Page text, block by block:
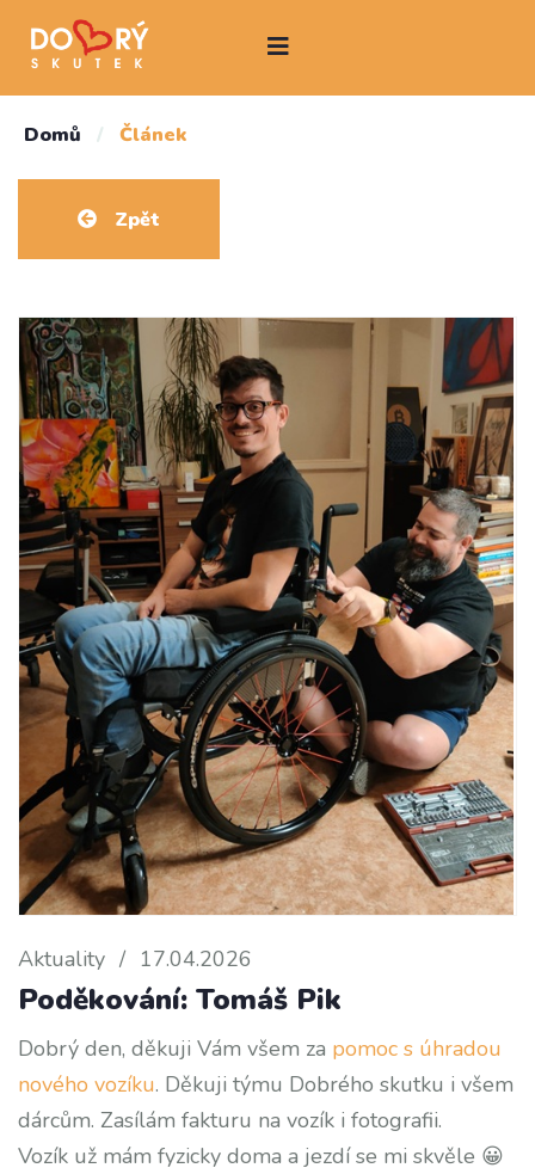
Domů / Článek
Zpět
Aktuality / 17.04.2026
Poděkování: Tomáš Pik
Dobrý den, děkuji Vám všem za pomoc s úhradou
nového vozíku. Děkuji týmu Dobrého skutku i všem
dárcům. Zasílám fakturu na vozík i fotografii.
Vozík už mám fyzicky doma a jezdí se mi skvěle 😀